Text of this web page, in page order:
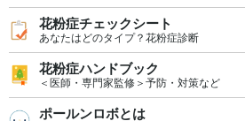
花粉症チェックシート
あなたはどのタイプ？花粉症診断
花粉症ハンドブック
＜医師・専門家監修＞予防・対策など
ポールンロボとは